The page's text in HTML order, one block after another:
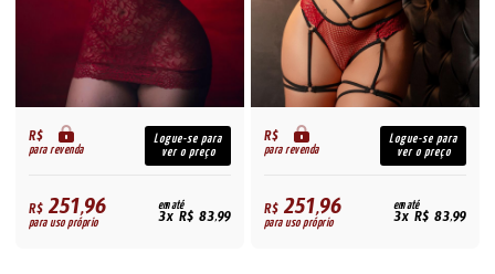
R$
para revenda
Logue-se para
ver o preço
R$251,96
para uso próprio
em até
3x R$ 83,99
R$
para revenda
Logue-se para
ver o preço
R$251,96
para uso próprio
em até
3x R$ 83,99